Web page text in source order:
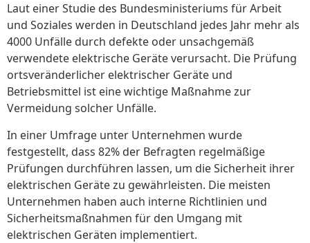
Laut einer Studie des Bundesministeriums für Arbeit
und Soziales werden in Deutschland jedes Jahr mehr als
4000 Unfälle durch defekte oder unsachgemäß
verwendete elektrische Geräte verursacht. Die Prüfung
ortsveränderlicher elektrischer Geräte und
Betriebsmittel ist eine wichtige Maßnahme zur
Vermeidung solcher Unfälle.
In einer Umfrage unter Unternehmen wurde
festgestellt, dass 82% der Befragten regelmäßige
Prüfungen durchführen lassen, um die Sicherheit ihrer
elektrischen Geräte zu gewährleisten. Die meisten
Unternehmen haben auch interne Richtlinien und
Sicherheitsmaßnahmen für den Umgang mit
elektrischen Geräten implementiert.